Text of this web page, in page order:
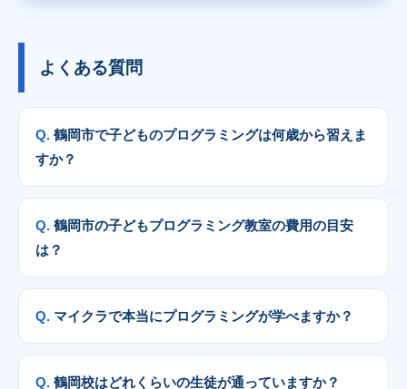
よくある質問
鶴岡市で子どものプログラミングは何歳から習えま
すか？
鶴岡市の子どもプログラミング教室の費用の目安
は？
マイクラで本当にプログラミングが学べますか？
鶴岡校はどれくらいの生徒が通っていますか？